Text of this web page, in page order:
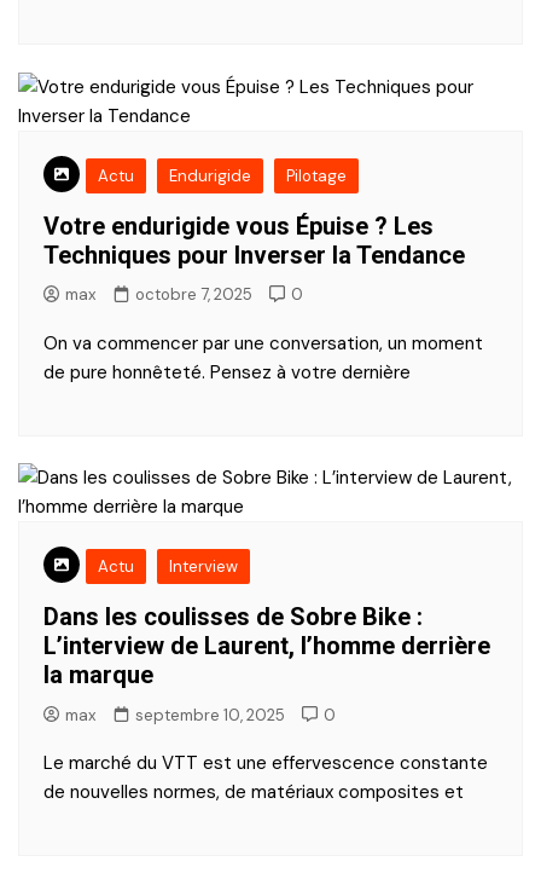
Actu Endurigide Pilotage
Votre endurigide vous Épuise ? Les
Techniques pour Inverser la Tendance
max octobre 7, 2025 0
On va commencer par une conversation, un moment
de pure honnêteté. Pensez à votre dernière
Actu Interview
Dans les coulisses de Sobre Bike :
L’interview de Laurent, l’homme derrière
la marque
max septembre 10, 2025 0
Le marché du VTT est une effervescence constante
de nouvelles normes, de matériaux composites et